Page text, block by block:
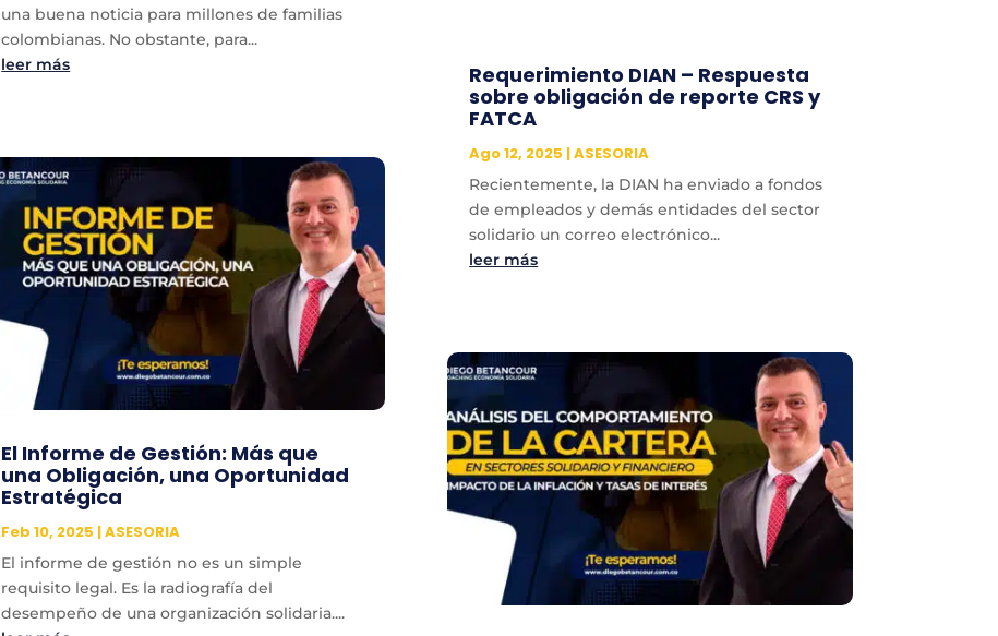
una buena noticia para millones de familias
colombianas. No obstante, para...
leer más
El Informe de Gestión: Más que
una Obligación, una Oportunidad
Estratégica
Feb 10, 2025 |ASESORIA
El informe de gestión no es un simple
requisito legal. Es la radiografía del
desempeño de una organización solidaria....
Requerimiento DIAN – Respuesta
sobre obligación de reporte CRS y
FATCA
Ago 12, 2025 |ASESORIA
Recientemente, la DIAN ha enviado a fondos
de empleados y demás entidades del sector
solidario un correo electrónico...
leer más